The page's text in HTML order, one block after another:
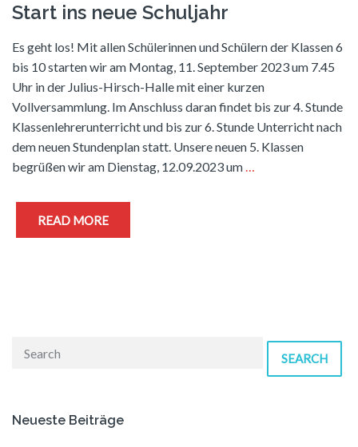
Start ins neue Schuljahr
Es geht los! Mit allen Schülerinnen und Schülern der Klassen 6
bis 10 starten wir am Montag, 11. September 2023 um 7.45
Uhr in der Julius-Hirsch-Halle mit einer kurzen
Vollversammlung. Im Anschluss daran findet bis zur 4. Stunde
Klassenlehrerunterricht und bis zur 6. Stunde Unterricht nach
dem neuen Stundenplan statt. Unsere neuen 5. Klassen
begrüßen wir am Dienstag, 12.09.2023 um…
READ MORE
SEARCH
Neueste Beiträge